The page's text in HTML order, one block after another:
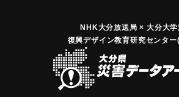
NHK大分放送局 × 大分大学
復興デザイン教育研究センタ